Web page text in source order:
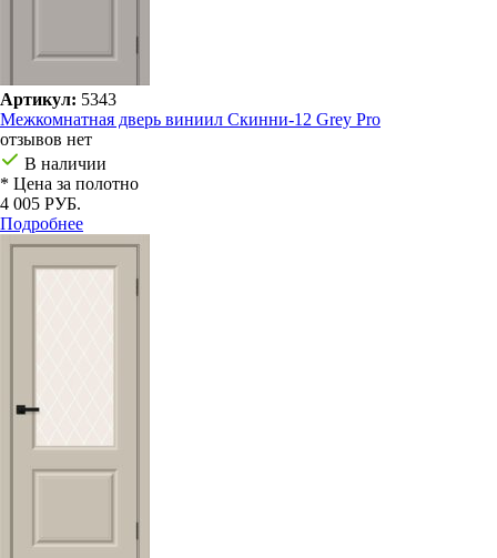
Артикул: 5343
Межкомнатная дверь виниил Скинни-12 Grey Pro
отзывов нет
В наличии
* Цена за полотно
4 005 РУБ.
Подробнее